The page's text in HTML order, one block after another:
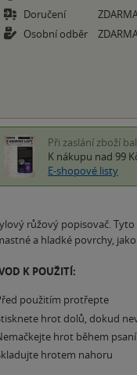
Doručení
Osobní odběr
Při zaslání zboží
K nákupu nad 99
E-shopové listy
růžový popisovač.
a hladké povrchy,
K POUŽITÍ:
použitím protřepte
hrot dolů, dokud
hrot během psaní
hrotem nahoru